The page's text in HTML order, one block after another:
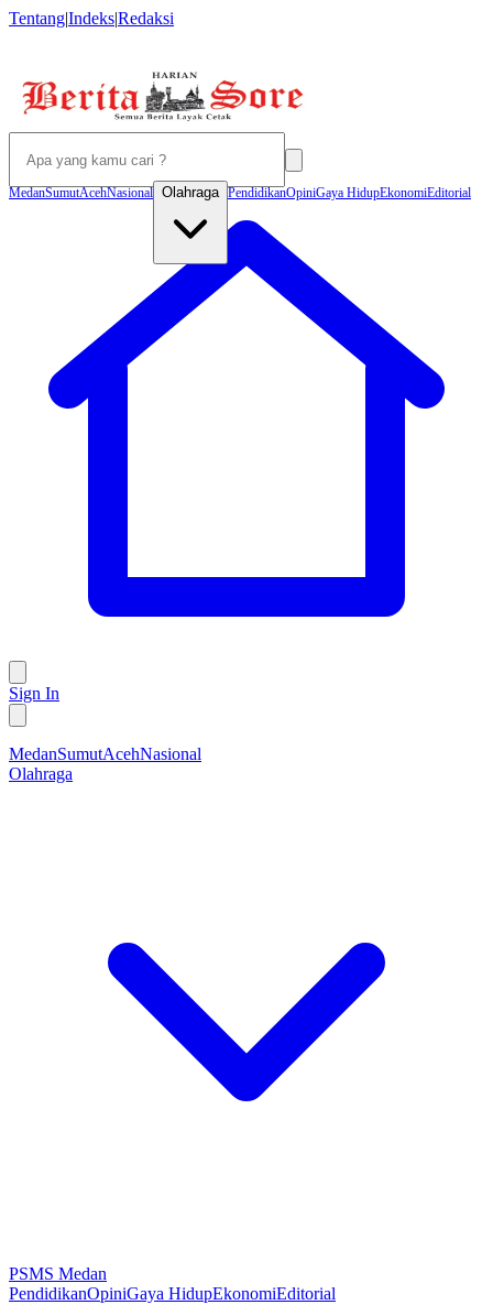
Tentang|Indeks|Redaksi
MedanSumutAcehNasional Olahraga PendidikanOpiniGaya HidupEkonomiEditorial
Sign In
MedanSumutAcehNasional
Olahraga
PSMS Medan
PendidikanOpiniGaya HidupEkonomiEditorial